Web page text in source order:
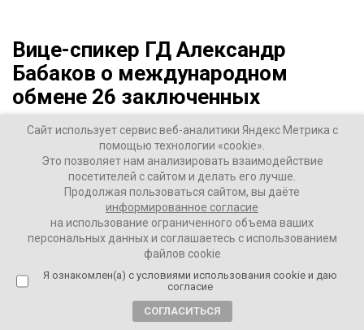
Вице-спикер ГД Александр
Бабаков о международном
обмене 26 заключенных
2 года назад
ВАШИ НОВОСТИ
«Я считаю, что сам этот шаг говорит о том, что
обострением отношений абсолютно по всем
фронтам, сохраняются еще контакты,
сохраняются темы, которые интересны и очень
Сайт использует сервис веб-аналитики Яндекс Метрика с
помощью технологии «cookie».
Это позволяет нам анализировать взаимодействие
посетителей с сайтом и делать его лучше.
Продолжая пользоваться сайтом, вы даёте
информированное согласие
на использование ограниченного объема ваших
персональных данных и соглашаетесь с использованием
файлов cookie
Я ознакомлен(а) с условиями использования cookie и даю
согласие
СОГЛАСИТЬСЯ